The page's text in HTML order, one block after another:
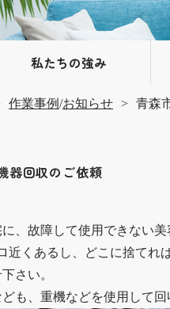
私たちの強み
作業事例/お知らせ 青森
器回収のご依頼
、故障して使用できない
近くあるし、どこに捨てれ
さい。
も、重機などを使用して